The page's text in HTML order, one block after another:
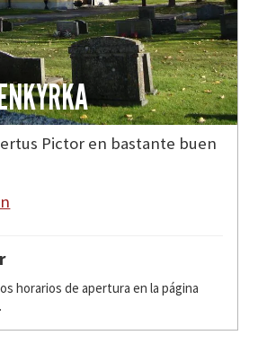
Pictor en bastante buen
horarios de apertura en la página